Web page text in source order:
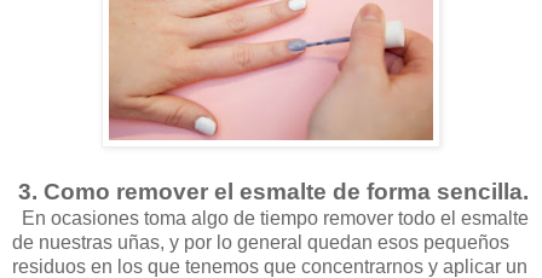
3. Como remover el esmalte de forma sencilla.
En ocasiones toma algo de tiempo remover todo el esmalte
de nuestras uñas, y por lo general quedan esos pequeños
residuos en los que tenemos que concentrarnos y aplicar un